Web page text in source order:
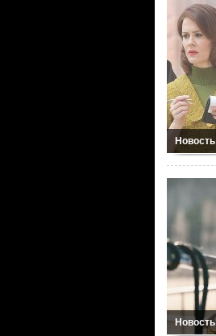
Новость
Новость